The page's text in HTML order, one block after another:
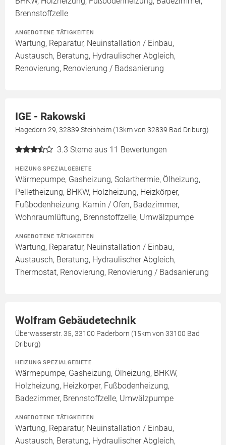
Brennstoffzelle
ANGEBOTENE TÄTIGKEITEN
Wartung, Reparatur, Neuinstallation / Einbau,
Austausch, Beratung, Hydraulischer Abgleich,
Renovierung, Renovierung / Badsanierung
IGE - Rakowski
Hagedorn 29, 32839 Steinheim (13km von 32839 Bad Driburg)
3.3 Sterne aus 11 Bewertungen
HEIZUNG SPEZIALGEBIETE
Wärmepumpe, Gasheizung, Solarthermie, Ölheizung,
Pelletheizung, BHKW, Holzheizung, Heizkörper,
Fußbodenheizung, Kamin / Ofen, Badezimmer,
Wohnraumlüftung, Brennstoffzelle, Umwälzpumpe
ANGEBOTENE TÄTIGKEITEN
Wartung, Reparatur, Neuinstallation / Einbau,
Austausch, Beratung, Hydraulischer Abgleich,
Thermostat, Renovierung, Renovierung / Badsanierung
Wolfram Gebäudetechnik
Überwasserstr. 35, 33100 Paderborn (15km von 33100 Bad
Driburg)
HEIZUNG SPEZIALGEBIETE
Wärmepumpe, Gasheizung, Ölheizung, BHKW,
Holzheizung, Heizkörper, Fußbodenheizung,
Badezimmer, Brennstoffzelle, Umwälzpumpe
ANGEBOTENE TÄTIGKEITEN
Wartung, Reparatur, Neuinstallation / Einbau,
Austausch, Beratung, Hydraulischer Abgleich,